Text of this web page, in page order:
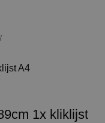
1x kliklijst